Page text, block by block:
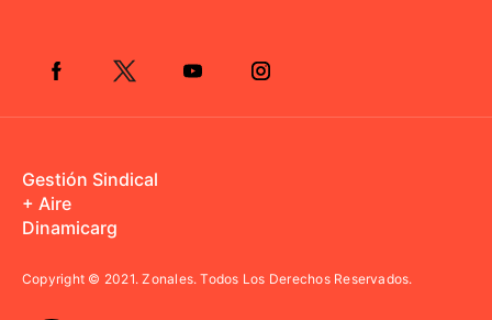
Gestión Sindical
+ Aire
Dinamicarg
Copyright © 2021.Zonales. Todos Los Derechos Reservados.